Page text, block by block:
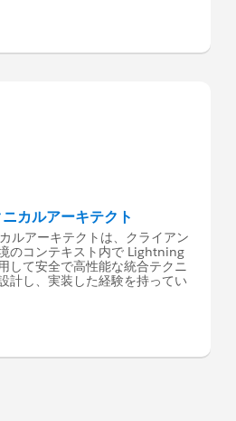
カルアーキテクト
ルアーキテクトは、クライアン
のコンテキスト内で Lightning
して安全で高性能な統合テクニ
計し、実装した経験を持ってい